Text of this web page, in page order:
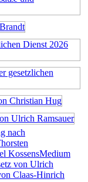
nach
KossensMedium
von Ulrich
Claas-Hinrich